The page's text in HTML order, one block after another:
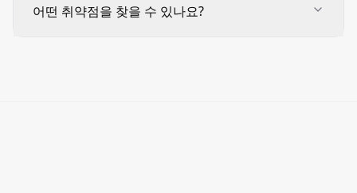
어떤 취약점을 찾을 수 있나요?